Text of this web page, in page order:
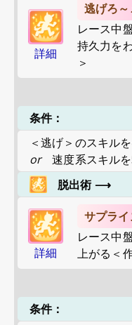
詳細
逃げろ～
レース中
持久力を
＞
条件：
＜逃げ＞のスキル
or
速度系スキル
脱出術 ⟶
詳細
サプラ
レース中
上がる＜
条件：